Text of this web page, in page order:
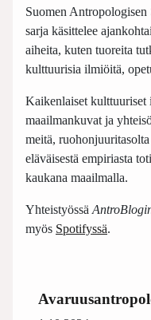
Suomen Antropologisen
sarja käsittelee
aiheita, kuten tuoreita
kulttuurisia ilmiöitä,
Kaikenlaiset
maailmankuvat ja
meitä,
eläväisestä empiriasta
kaukana maailmalla.
Yhteistyössä
myös Spotifyssä.